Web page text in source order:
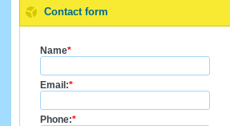
Contact form
Name*
Email:*
Phone:*